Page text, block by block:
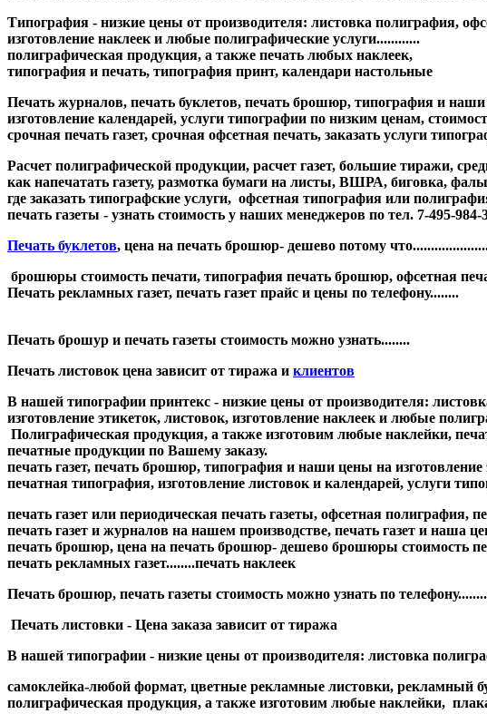
Типография - низкие цены от производителя: листовка полиграфия,
изготовление наклеек и любые полиграфические услуги............
полиграфическая продукция, а также печать любых наклеек,
типография и печать, типография принт, календари настольные
Печать журналов, печать буклетов, печать брошюр, типография и
изготовление календарей, услуги типографии по низким ценам,
срочная печать газет, срочная офсетная печать, заказать услуги
Расчет полиграфической продукции, расчет газет, большие тиражи,
как напечатать газету, размотка бумаги на листы, ВШРА, биговка,
где заказать типографские услуги, офсетная типография или
печать газеты - узнать стоимость у наших менеджеров по тел. 7-495-984-
Печать буклетов, цена на печать брошюр- дешево потому
брошюры стоимость печати, типография печать брошюр, офсетная
Печать рекламных газет, печать газет прайс и цены по телефону........
Печать брошур и печать газеты стоимость можно узнать........
Печать листовок цена зависит от тиража и клиентов
В нашей типографии принтекс - низкие цены от производителя:
изготовление этикеток, листовок, изготовление наклеек и любые
Полиграфическая продукция, а также изготовим любые наклейки,
печатные продукции по Вашему заказу.
печать газет, печать брошюр, типография и наши цены на
печатная типография, изготовление листовок и календарей, услуги
печать газет или периодическая печать газеты, офсетная полиграфия,
печать газет и журналов на нашем производстве, печать газет и наша
печать брошюр, цена на печать брошюр- дешево брошюры стоимость
печать рекламных газет........печать наклеек
Печать брошюр, печать газеты стоимость можно узнать по
Печать листовки - Цена заказа зависит от тиража
В нашей типографии - низкие цены от производителя: листовка
самоклейка-любой формат, цветные рекламные листовки, рекламный
полиграфическая продукция, а также изготовим любые наклейки,